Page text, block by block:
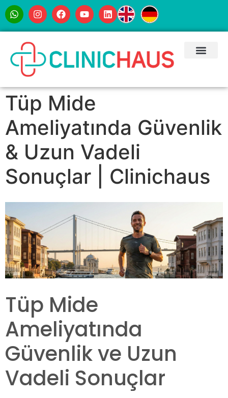
Tüp Mide
Ameliyatında Güvenlik
& Uzun Vadeli
Sonuçlar | Clinichaus
Tüp Mide
Ameliyatında
Güvenlik ve Uzun
Vadeli Sonuçlar